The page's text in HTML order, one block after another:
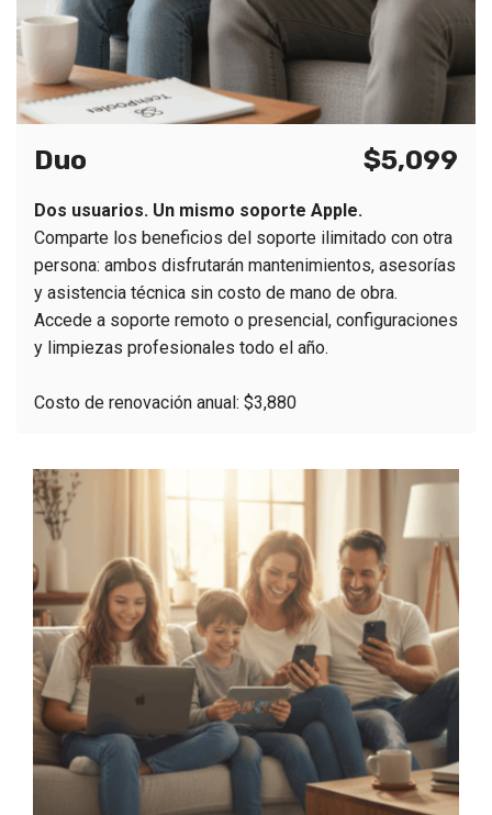
Duo $5,099
Dos usuarios. Un mismo soporte Apple.
Comparte los beneficios del soporte ilimitado con otra
persona: ambos disfrutarán mantenimientos, asesorías
y asistencia técnica sin costo de mano de obra.
Accede a soporte remoto o presencial, configuraciones
y limpiezas profesionales todo el año.
Costo de renovación anual: $3,880